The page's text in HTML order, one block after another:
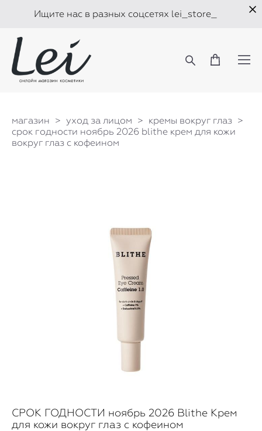
Ищите нас в разных соцсетях lei_store_
магазин > уход за лицом > кремы вокруг глаз >
срок годности ноябрь 2026 blithe крем для кожи
вокруг глаз с кофеином
СРОК ГОДНОСТИ ноябрь 2026 Blithe Крем
для кожи вокруг глаз с кофеином